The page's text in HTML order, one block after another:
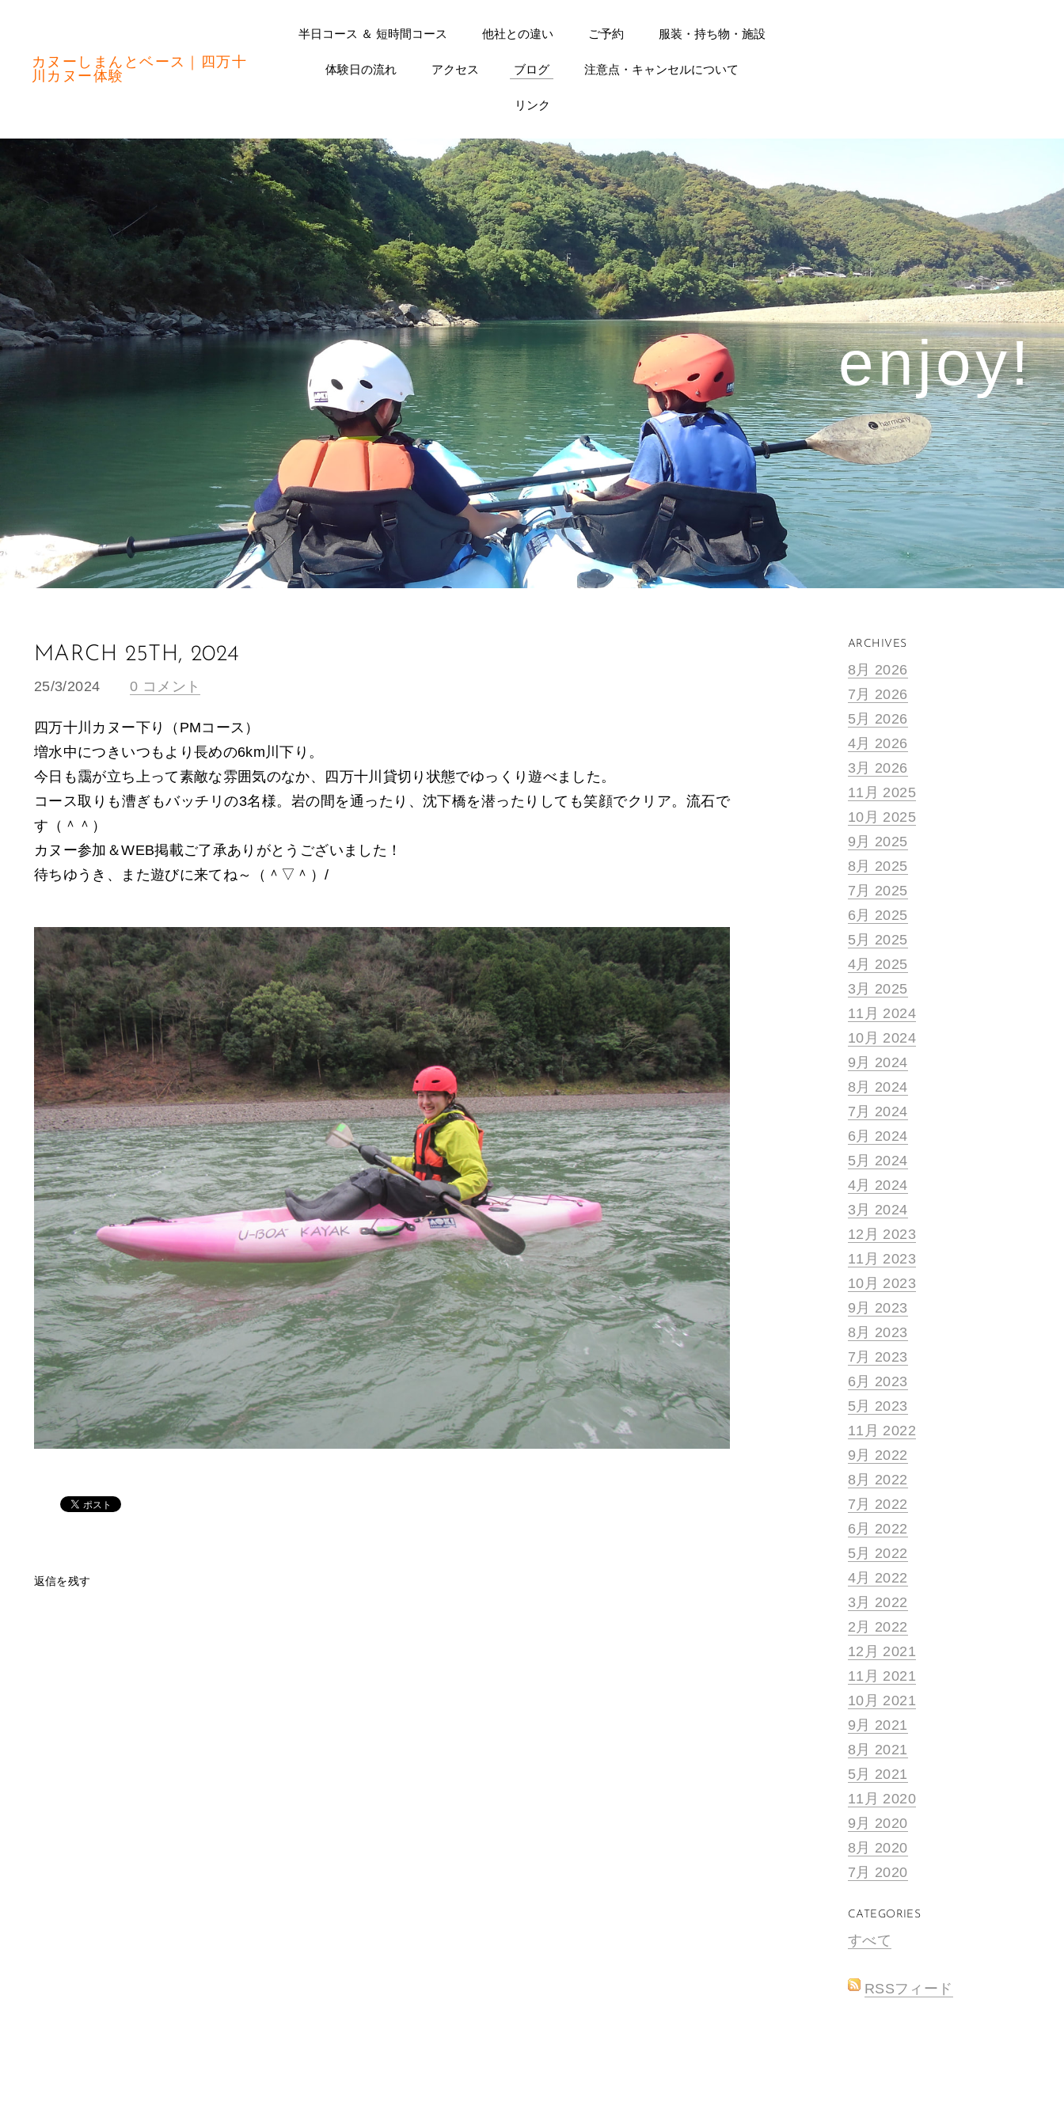
カヌーしまんとベース｜四万十
川カヌー体験
半日コース ＆ 短時間コース 他社との違い ご予約 服装・持ち物・施設
体験日の流れ アクセス ブログ 注意点・キャンセルについて
リンク
enjoy!​
MARCH 25TH, 2024
25/3/2024 0 コメント
四万十川カヌー下り（PMコース）
増水中につきいつもより長めの6km川下り。
今日も靄が立ち上って素敵な雰囲気のなか、四万十川貸切り状態でゆっくり遊べました。
コース取りも漕ぎもバッチリの3名様。岩の間を通ったり、沈下橋を潜ったりしても笑顔でクリア。流石で
す（＾＾）
カヌー参加＆WEB掲載ご了承ありがとうございました！
待ちゆうき、また遊びに来てね～（＾▽＾）/
返信を残す
ARCHIVES
8月 2026
7月 2026
5月 2026
4月 2026
3月 2026
11月 2025
10月 2025
9月 2025
8月 2025
7月 2025
6月 2025
5月 2025
4月 2025
3月 2025
11月 2024
10月 2024
9月 2024
8月 2024
7月 2024
6月 2024
5月 2024
4月 2024
3月 2024
12月 2023
11月 2023
10月 2023
9月 2023
8月 2023
7月 2023
6月 2023
5月 2023
11月 2022
9月 2022
8月 2022
7月 2022
6月 2022
5月 2022
4月 2022
3月 2022
2月 2022
12月 2021
11月 2021
10月 2021
9月 2021
8月 2021
5月 2021
11月 2020
9月 2020
8月 2020
7月 2020
CATEGORIES
すべて
RSSフィード